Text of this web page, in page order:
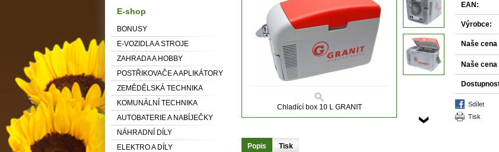
E-shop
BONUSY
E-VOZIDLA A STROJE
ZAHRADA A HOBBY
POSTŘIKOVAČE A APLIKÁTORY
ZEMĚDĚLSKÁ TECHNIKA
KOMUNÁLNÍ TECHNIKA
AUTOBATERIE A NABÍJEČKY
NÁHRADNÍ DÍLY
ELEKTRO A DÍLY
Chladící box 10 L GRANIT
EAN:
Výrobce:
Naše cena
Naše cena
sdílet
tisk
Popis Tisk